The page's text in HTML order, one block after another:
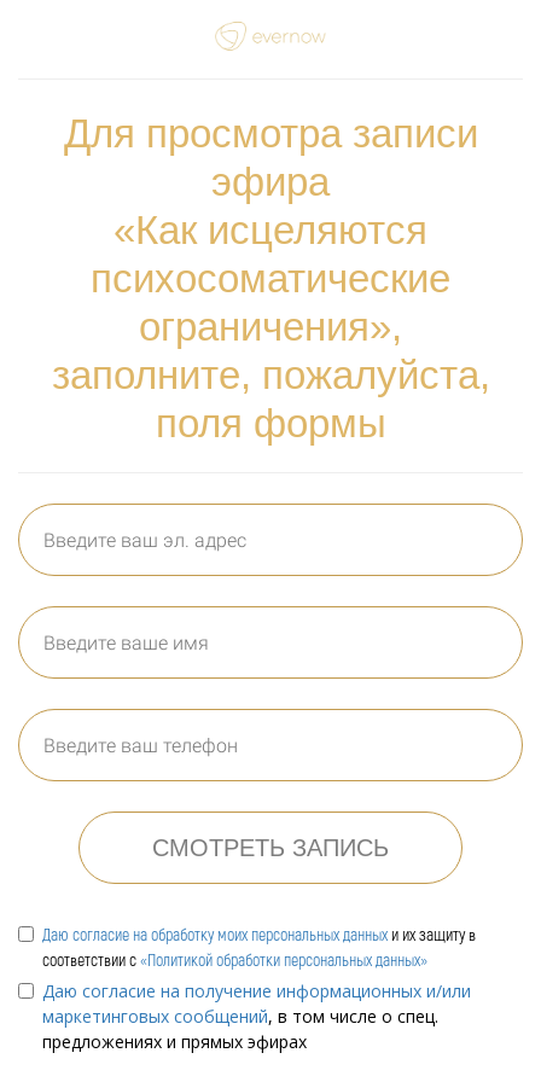
Для просмотра записи
эфира
«Как исцеляются
психосоматические
ограничения»,
заполните, пожалуйста,
поля формы
СМОТРЕТЬ ЗАПИСЬ
Даю согласие на обработку моих персональных данных и их защиту в
соответствии с«Политикой обработки персональных данных»
Даю согласие на получение информационных и/или
маркетинговых сообщений, в том числе о спец.
предложениях и прямых эфирах